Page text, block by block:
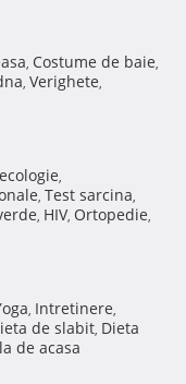
, Costume de baie,
, Verighete,
,
, Test sarcina,
, HIV, Ortopedie,
, Intretinere,
de slabit, Dieta
de acasa